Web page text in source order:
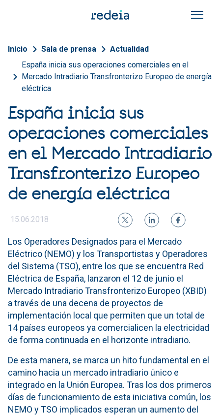
Sobrescribir enlaces de
Inicio Sala de prensa
Actualidad
España inicia sus operaciones comerciales en el
Mercado Intradiario Transfronterizo Europeo de energía
eléctrica
España inicia sus
operaciones comerciales
en el Mercado Intradiario
Transfronterizo Europeo
de energía eléctrica
15.06.2018
Los Operadores Designados para el Mercado
Eléctrico (NEMO) y los Transportistas y Operadores
del Sistema (TSO), entre los que se encuentra Red
Eléctrica de España, lanzaron el 12 de junio el
Mercado Intradiario Transfronterizo Europeo (XBID)
a través de una decena de proyectos de
implementación local que permiten que un total de
14 países europeos ya comercialicen la electricidad
de forma continuada en el horizonte intradiario.
De esta manera, se marca un hito fundamental en el
camino hacia un mercado intradiario único e
integrado en la Unión Europea. Tras los dos primeros
días de funcionamiento de esta iniciativa común, los
NEMO y TSO implicados esperan un aumento del